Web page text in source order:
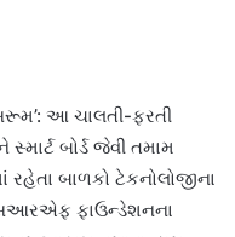
આ ચાલતી-ફરતી
બોર્ડ જેવી તમામ
રહેતા બાળકો ટેકનોલોજીના
ફાઉન્ડેશનના